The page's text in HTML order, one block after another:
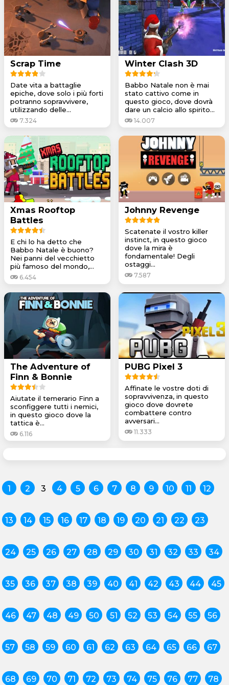
Scrap Time
Date vita a battaglie
epiche, dove solo i più forti
potranno sopravvivere,
utilizzando delle...
7.324
Winter Clash 3D
Babbo Natale non è mai
stato cattivo come in
questo gioco, dove dovrà
dare un calcio allo spirito...
14.007
Xmas Rooftop
Battles
E chi lo ha detto che
Babbo Natale è buono?
Nei panni del vecchietto
più famoso del mondo,...
6.454
Johnny Revenge
Scatenate il vostro killer
instinct, in questo gioco
dove la mira è
fondamentale! Degli
ostaggi...
7.587
The Adventure of
Finn & Bonnie
Aiutate il temerario Finn a
sconfiggere tutti i nemici,
in questo gioco dove la
tattica è...
6.116
PUBG Pixel 3
Affinate le vostre doti di
sopravvivenza, in questo
gioco dove dovrete
combattere contro
avversari...
11.333
1 2 3 4 5 6 7 8 9 10 11 12
13 14 15 16 17 18 19 20 21 22 23
24 25 26 27 28 29 30 31 32 33 34
35 36 37 38 39 40 41 42 43 44 45
46 47 48 49 50 51 52 53 54 55 56
57 58 59 60 61 62 63 64 65 66 67
68 69 70 71 72 73 74 75 76 77 78